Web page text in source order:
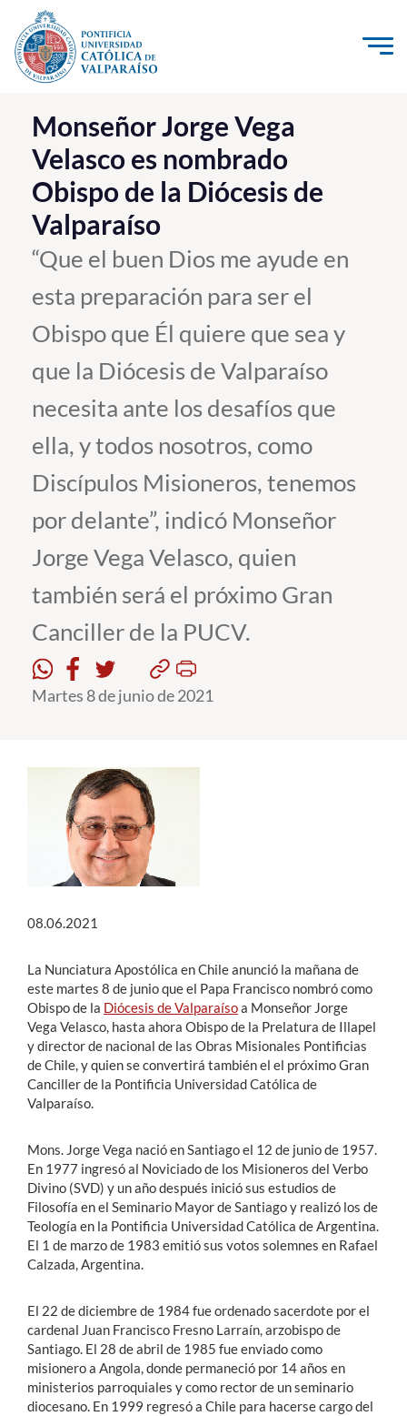
Click acá para ir directamente al contenido
La Universidad
Investigación, Creación e Innovación
PUCV Internacional
Vinculación con el Medio
Admisión
Pregrado
Postgrado
Formación Continua
Estudiantes
Académicos
Funcionarios
Alumni
English
Monseñor Jorge Vega
Velasco es nombrado
Obispo de la Diócesis de
Valparaíso
“Que el buen Dios me ayude en
esta preparación para ser el
Obispo que Él quiere que sea y
que la Diócesis de Valparaíso
necesita ante los desafíos que
ella, y todos nosotros, como
Discípulos Misioneros, tenemos
por delante”, indicó Monseñor
Jorge Vega Velasco, quien
también será el próximo Gran
Canciller de la PUCV.
Martes 8 de junio de 2021
08.06.2021
La Nunciatura Apostólica en Chile anunció la mañana de
este martes 8 de junio que el Papa Francisco nombró como
Obispo de la Diócesis de Valparaísoa Monseñor Jorge
Vega Velasco, hasta ahora Obispo de la Prelatura de Illapel
y director de nacional de las Obras Misionales Pontificias
de Chile, y quien se convertirá también el el próximo Gran
Canciller de la Pontificia Universidad Católica de
Valparaíso.
Mons. Jorge Vega nació en Santiago el 12 de junio de 1957.
En 1977 ingresó al Noviciado de los Misioneros del Verbo
Divino (SVD) y un año después inició sus estudios de
Filosofía en el Seminario Mayor de Santiago y realizó los de
Teología en la Pontificia Universidad Católica de Argentina.
El 1 de marzo de 1983 emitió sus votos solemnes en Rafael
Calzada, Argentina.
El 22 de diciembre de 1984 fue ordenado sacerdote por el
cardenal Juan Francisco Fresno Larraín, arzobispo de
Santiago. El 28 de abril de 1985 fue enviado como
misionero a Angola, donde permaneció por 14 años en
ministerios parroquiales y como rector de un seminario
diocesano. En 1999 regresó a Chile para hacerse cargo del